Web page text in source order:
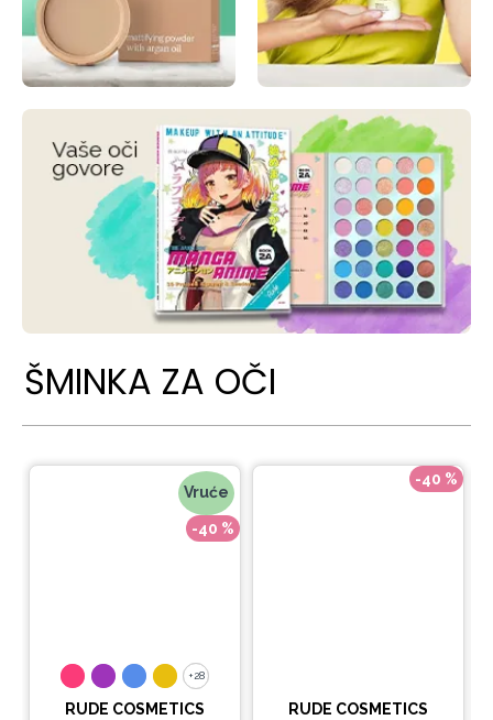
ŠMINKA ZA OČI
Vruće
-40 %
+28
+28
RUDE COSMETICS
-40 %
RUDE COSMETICS